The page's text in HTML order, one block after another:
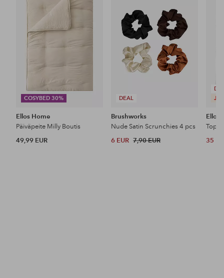
COSYBED 30%
Ellos Home
Päiväpeite Milly Boutis
49,99 EUR
DEAL
Brushworks
Nude Satin Scrunchies 4 pcs
6 EUR 7,90 EUR
Ellos
Toppi
35